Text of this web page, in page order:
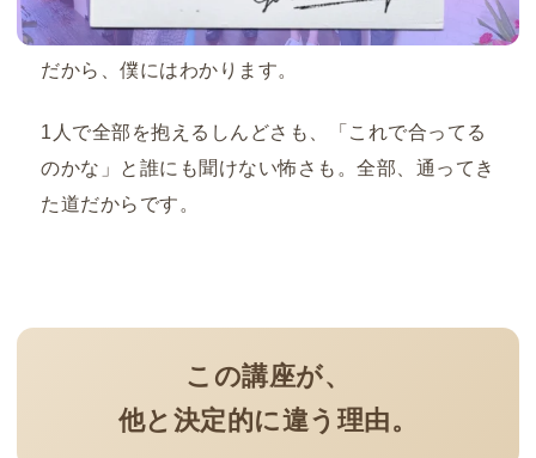
だから、僕にはわかります。
1人で全部を抱えるしんどさも、「これで合ってる
のかな」と誰にも聞けない怖さも。全部、通ってき
た道だからです。
この講座が、
他と決定的に違う理由。